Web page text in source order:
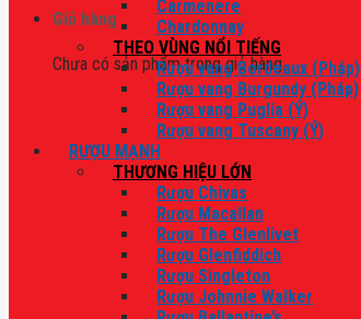
Giỏ hàng
Chưa có sản phẩm trong giỏ hàng.
Carmenere
Chardonnay
THEO VÙNG NỔI TIẾNG
Rượu vang Bordeaux (Pháp)
Rượu vang Burgundy (Pháp)
Rượu vang Puglia (Ý)
Rượu vang Tuscany (Ý)
RƯỢU MẠNH
THƯƠNG HIỆU LỚN
Rượu Chivas
Rượu Macallan
Rượu The Glenlivet
Rượu Glenfiddich
Rượu Singleton
Rượu Johnnie Walker